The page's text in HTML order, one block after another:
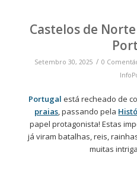
Castelos de
Setembro 30, 2025 / 0
Portugal está recheado de
praias, passando pela
papel protagonista! Estas
já viram batalhas, reis,
muitas